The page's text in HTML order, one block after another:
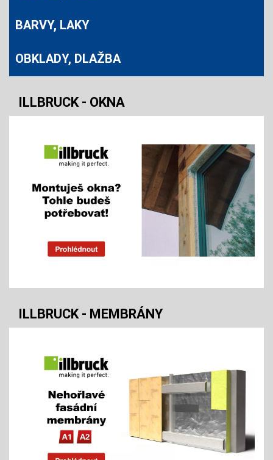
BARVY, LAKY
OBKLADY, DLAŽBA
ILLBRUCK - OKNA
ILLBRUCK - MEMBRÁNY